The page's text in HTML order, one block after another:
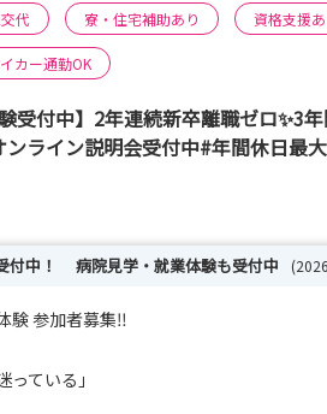
代 寮・住宅補助あり 資格支援
カー通勤OK
受付中】2年連続新卒離職ゼロ✨3
ライン説明会受付中#年間休日最
付中！ 病院見学・就業体験も受付中
験 参加者募集‼️
っている」